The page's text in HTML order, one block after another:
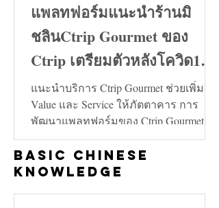
แพลทฟอร์มแนะนำร้านมิ
ชลินCtrip Gourmet ของ
Ctrip เตรียมตัวหลังโควิด19
คลี่คลาย
แนะนำบริการ Ctrip Gourmet ช่วยเพิ่ม
Value และ Service ให้ภัตตาคาร การ
พัฒนาแพลทฟอร์มของ Ctrip Gourmet จะ
ช่วยเพิ่มทั้งในด้าน Value และ...
Basic Chinese
Knowledge